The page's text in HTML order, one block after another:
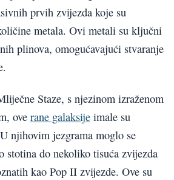
prvih zvijezda koje su
metala. Ovi metali su ključni
plinova, omogućavajući stvaranje
Staze, s njezinom izraženom
ove rane galaksije imale su
njihovim jezgrama moglo se
stotina do nekoliko tisuća zvijezda
kao Pop II zvijezde. Ove su